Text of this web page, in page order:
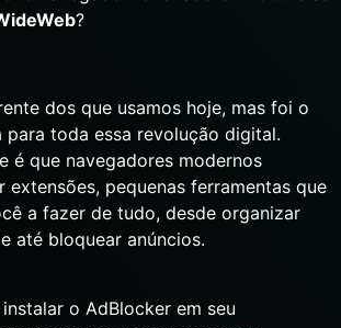
?
dos que usamos hoje, mas foi o
toda essa revolução digital.
é que navegadores modernos
extensões, pequenas ferramentas que
a fazer de tudo, desde organizar
até bloquear anúncios.
o AdBlocker em seu